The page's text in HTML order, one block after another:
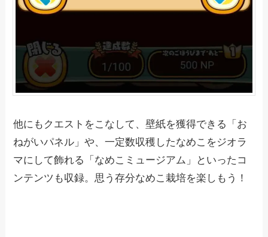
他にもクエストをこなして、壁紙を獲得できる「お
ねがいパネル」や、一定数収穫したなめこをジオラ
マにして飾れる「なめこミュージアム」といったコ
ンテンツも収録。思う存分なめこ栽培を楽しもう！